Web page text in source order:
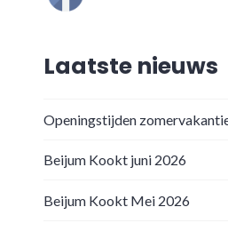
Laatste nieuws
Openingstijden
Beijum Kookt juni 2026
Beijum Kookt Mei 2026